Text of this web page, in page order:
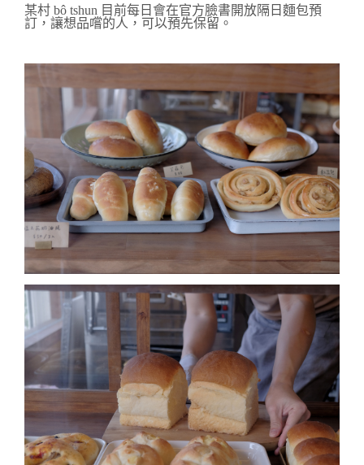
某村 bô tshun 目前每日會在官方臉書開放隔日麵包預
訂，讓想品嚐的人，可以預先保留。